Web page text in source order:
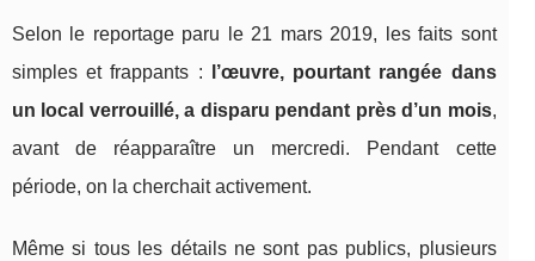
Selon le reportage paru le 21 mars 2019, les faits sont
simples et frappants :
l’œuvre, pourtant rangée dans
un local verrouillé, a disparu pendant près d’un mois,
avant de réapparaître un mercredi. Pendant cette
période, on la cherchait activement.
Même si tous les détails ne sont pas publics, plusieurs